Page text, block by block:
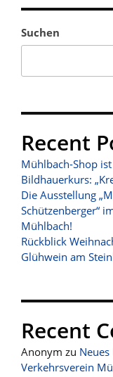
Suchen
Recent
Mühlbach-Shop
Bildhauerkurs:
Die Ausstellung
Schützenberger“
Mühlbach!
Rückblick
Glühwein am
Recent
Anonym zu
Verkehrsverein